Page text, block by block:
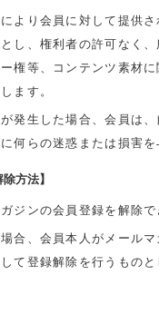
より会員に対して提供
し、権利者の許可なく
権等、コンテンツ素材
ます。
発生した場合、会員は
何らの迷惑または損害を
方法】
ジンの会員登録を解除で
合、会員本人がメール
て登録解除を行うものと